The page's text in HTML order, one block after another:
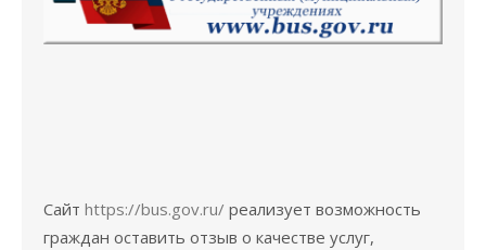
Сайт https://bus.gov.ru/ реализует возможность
граждан оставить отзыв о качестве услуг,